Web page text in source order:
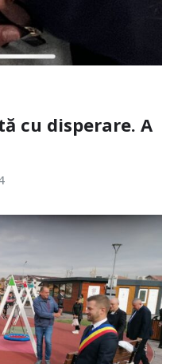
cu disperare. A